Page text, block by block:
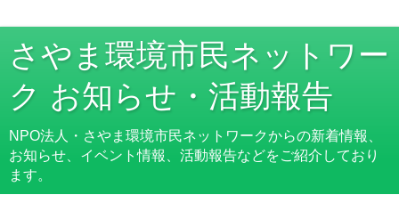
さやま環境市民ネットワー
ク お知らせ・活動報告
NPO法人・さやま環境市民ネットワークからの新着情報、
お知らせ、イベント情報、活動報告などをご紹介しており
ます。